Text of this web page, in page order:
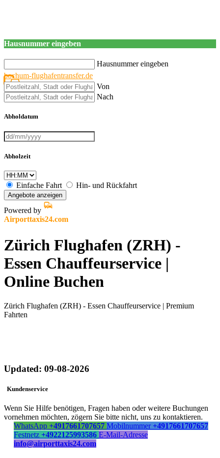
Hausnummer eingeben
Hausnummer eingeben
bochum-flughafentransfer.de
Von
Nach
Abholdatum
Abholzeit
Einfache Fahrt Hin- und Rückfahrt
Angebote anzeigen
Powered by
Airporttaxis24.com
Zürich Flughafen (ZRH) -
Essen Chauffeurservice |
Online Buchen
Zürich Flughafen (ZRH) - Essen Chauffeurservice | Premium
Fahrten
Updated: 09-08-2026
Kundenservice
Wenn Sie Hilfe benötigen, Fragen haben oder weitere Buchungen
vornehmen möchten, zögern Sie bitte nicht, uns zu kontaktieren.
WhatsApp +4917661707657 Mobilnummer +4917661707657
Festnetz +4922125993586 E-Mail-Adresse
info@airporttaxis24.com